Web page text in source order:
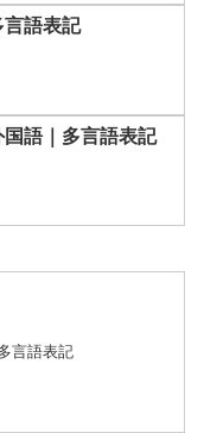
言語表記
語｜多言語表記
言語表記